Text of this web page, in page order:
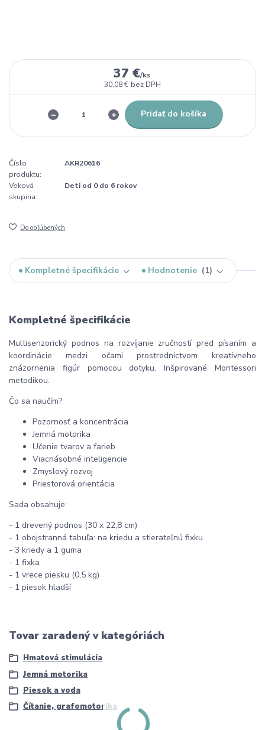
37 €/ks
30,08 € bez DPH
Pridať do košíka
Číslo
produktu:
AKR20616
Veková
skupina:
Deti od 0 do 6 rokov
Do obľúbených
Kompletné špecifikácie Hodnotenie 1
Kompletné špecifikácie
Multisenzorický podnos na rozvíjanie zručností pred písaním a
koordinácie medzi očami prostredníctvom kreatívneho
znázornenia figúr pomocou dotyku. Inšpirované Montessori
metodikou.
Čo sa naučím?
Pozornosť a koncentrácia
Jemná motorika
Učenie tvarov a farieb
Viacnásobné inteligencie
Zmyslový rozvoj
Priestorová orientácia
Sada obsahuje:
- 1 drevený podnos (30 x 22,8 cm)
- 1 obojstranná tabuľa: na kriedu a stierateľnú fixku
- 3 kriedy a 1 guma
- 1 fixka
- 1 vrece piesku (0,5 kg)
- 1 piesok hladší
Tovar zaradený v kategóriách
Hmatová stimulácia
Jemná motorika
Piesok a voda
Čítanie, grafomotorika